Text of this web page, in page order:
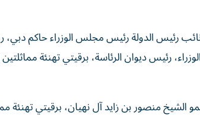
الدولة رئيس مجلس الوزراء حاكم دبي،
رئيس ديوان الرئاسة، برقيتي تهنئة
منصور بن زايد آل نهيان، برقيتي تهنئة